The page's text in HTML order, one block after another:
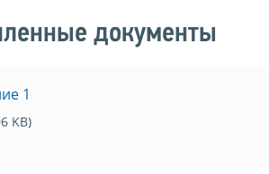
документы
1
KB)